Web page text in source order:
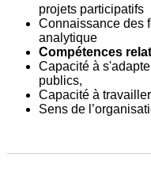
projets participatifs
Connaissance des
analytique
Compétences
Capacité à
publics,
Capacité à
Sens de